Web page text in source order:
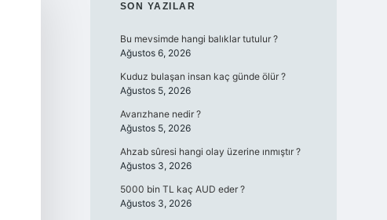
SIDEBAR
SON YAZILAR
Bu mevsimde hangi balıklar tutulur ?
Ağustos 6, 2026
Kuduz bulaşan insan kaç günde ölür ?
Ağustos 5, 2026
Avarızhane nedir ?
Ağustos 5, 2026
Ahzab sûresi hangi olay üzerine ınmıştır ?
Ağustos 3, 2026
5000 bin TL kaç AUD eder ?
Ağustos 3, 2026